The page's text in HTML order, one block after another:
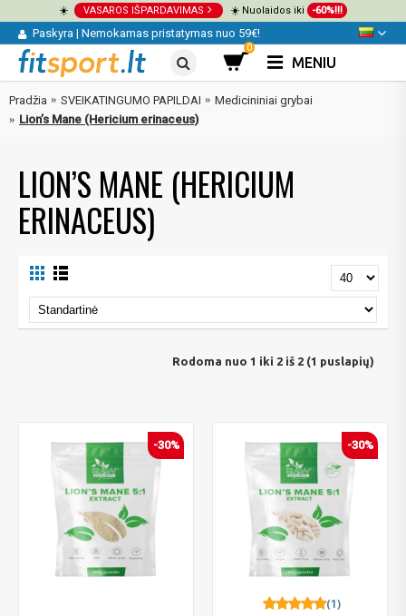
☀️ VASAROS IŠPARDAVIMAS ☀️ Nuolaidos iki -60%!!!
Paskyra | Nemokamas pristatymas nuo 59€!
0
MENIU
Pradžia SVEIKATINGUMO PAPILDAI
Medicininiai grybai
Lion’s Mane (Hericium erinaceus)
LION’S MANE (HERICIUM
ERINACEUS)
Rodoma nuo 1 iki 2 iš 2 (1 puslapių)
-30% -30%
(1)